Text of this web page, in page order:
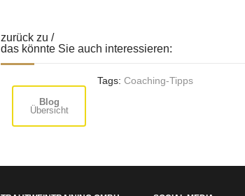
zurück zu /
das könnte Sie auch interessieren:
Blog
Übersicht
Tags:Coaching-Tipps